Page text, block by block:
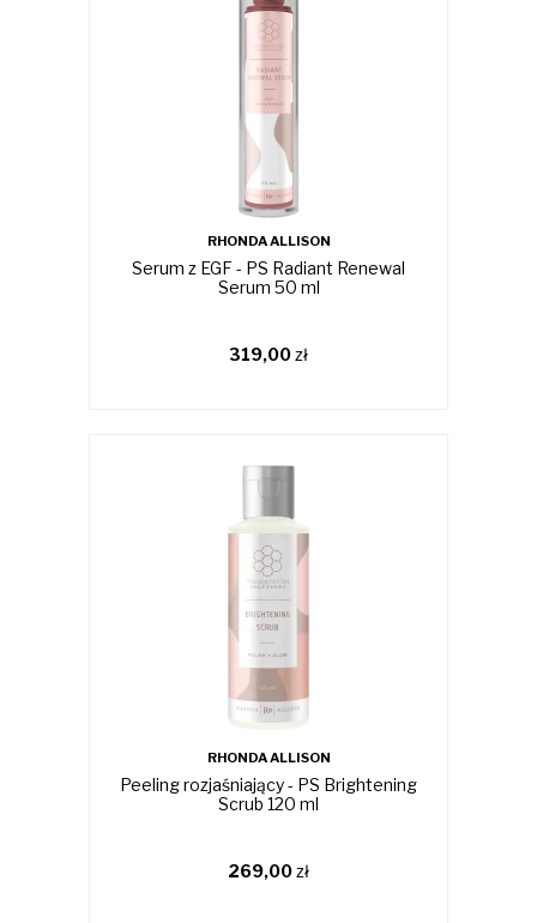
RHONDA ALLISON
Serum z EGF - PS Radiant Renewal
Serum 50 ml
319,00zł
RHONDA ALLISON
Peeling rozjaśniający - PS Brightening
Scrub 120 ml
269,00zł